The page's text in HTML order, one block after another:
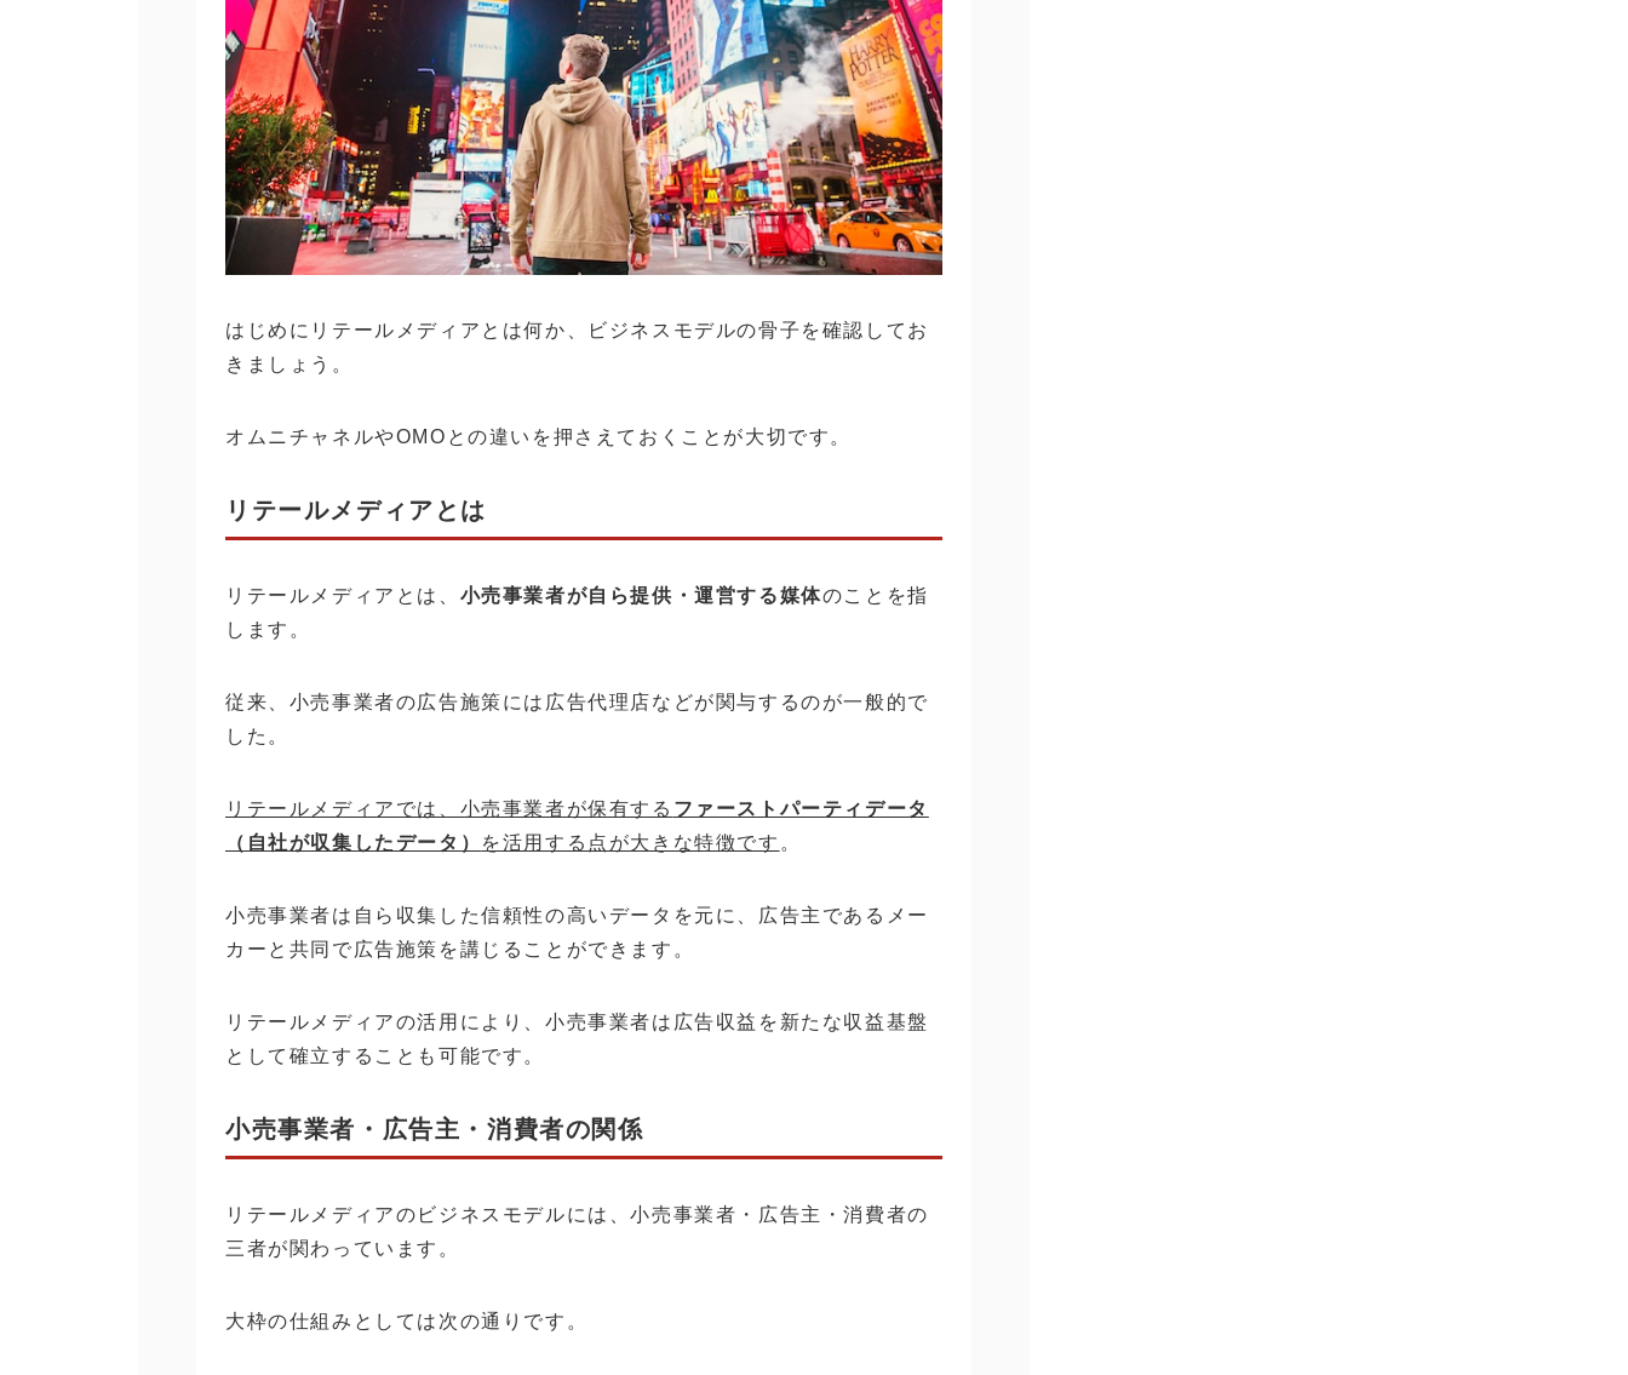
はじめにリテールメディアとは何か、ビジネスモデルの骨子を確認してお
きましょう。
オムニチャネルやOMOとの違いを押さえておくことが大切です。
リテールメディアとは
リテールメディアとは、 小売事業者が自ら提供・運営する媒体のことを指
します。
従来、小売事業者の広告施策には広告代理店などが関与するのが一般的で
した。
リテールメディアでは、小売事業者が保有する ファーストパーティデータ
（自社が収集したデータ）
を活用する点が大きな特徴です 。
小売事業者は自ら収集した信頼性の高いデータを元に、広告主であるメー
カーと共同で広告施策を講じることができます。
リテールメディアの活用により、小売事業者は広告収益を新たな収益基盤
として確立することも可能です。
小売事業者・広告主・消費者の関係
リテールメディアのビジネスモデルには、小売事業者・広告主・消費者の
三者が関わっています。
大枠の仕組みとしては次の通りです。